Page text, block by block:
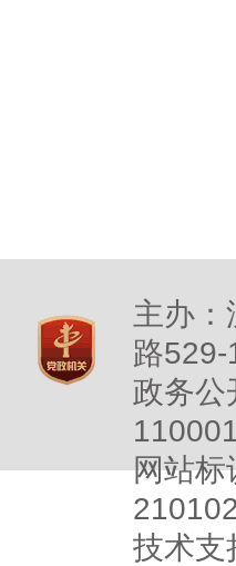
主办
路
政务
网站
技术支